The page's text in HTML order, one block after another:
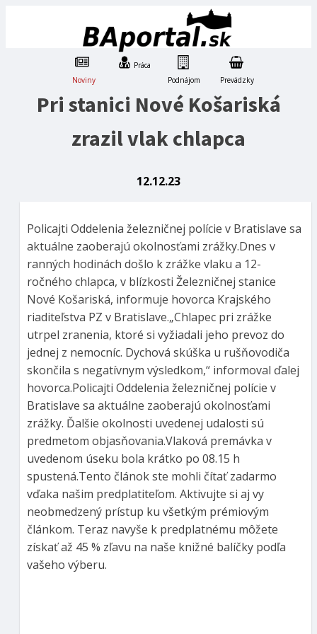
Noviny
Práca
Podnájom
Prevádzky
Pri stanici Nové Košariská
zrazil vlak chlapca
12.12.23
Policajti Oddelenia železničnej polície v Bratislave sa
aktuálne zaoberajú okolnosťami zrážky.Dnes v
ranných hodinách došlo k zrážke vlaku a 12-
ročného chlapca, v blízkosti Železničnej stanice
Nové Košariská, informuje hovorca Krajského
riaditeľstva PZ v Bratislave.„Chlapec pri zrážke
utrpel zranenia, ktoré si vyžiadali jeho prevoz do
jednej z nemocníc. Dychová skúška u rušňovodiča
skončila s negatívnym výsledkom,“ informoval ďalej
hovorca.Policajti Oddelenia železničnej polície v
Bratislave sa aktuálne zaoberajú okolnosťami
zrážky. Ďalšie okolnosti uvedenej udalosti sú
predmetom objasňovania.Vlaková premávka v
uvedenom úseku bola krátko po 08.15 h
spustená.Tento článok ste mohli čítať zadarmo
vďaka našim predplatiteľom. Aktivujte si aj vy
neobmedzený prístup ku všetkým prémiovým
článkom. Teraz navyše k predplatnému môžete
získať až 45 % zľavu na naše knižné balíčky podľa
vašeho výberu.